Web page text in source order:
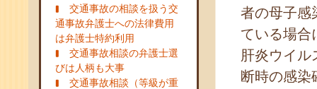
交通事故の相談を扱う交
通事故弁護士への法律費用
は弁護士特約利用
交通事故相談の弁護士選
びは人柄も大事
交通事故相談（等級が重
者の母子感
ている場合
肝炎ウイル
断時の感